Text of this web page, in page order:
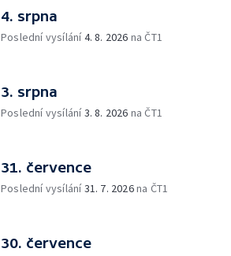
4. srpna
Poslední vysílání4. 8. 2026 na ČT1
3. srpna
Poslední vysílání3. 8. 2026 na ČT1
31. července
Poslední vysílání31. 7. 2026na ČT1
30. července